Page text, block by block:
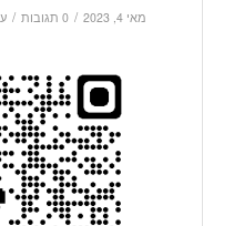
מאי 4, 2023 / 0 תגובות /